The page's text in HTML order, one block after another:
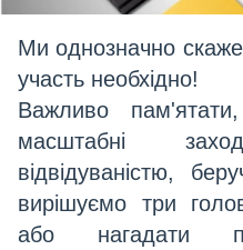
Ми однозначно
участь необхідно!
Важливо
масштабні
відвідуваністю,
вирішуємо три
або нагадати